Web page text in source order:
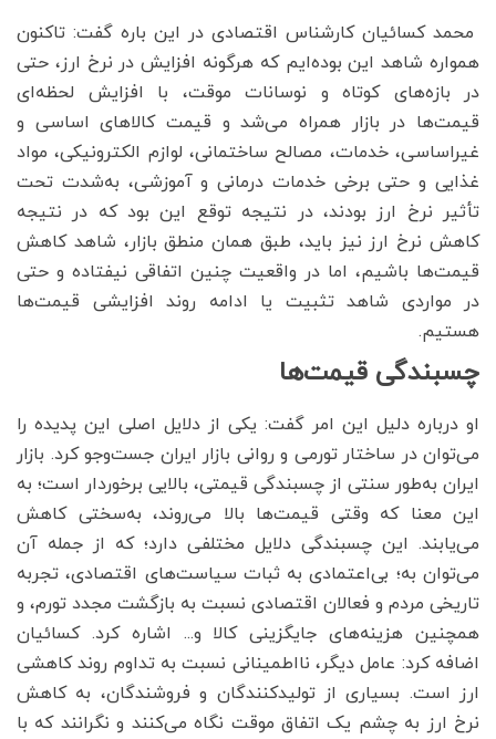
محمد کسائیان کارشناس اقتصادی در این باره گفت: تاکنون
همواره شاهد این بوده‌ایم که هرگونه افزایش در نرخ ارز، حتی
در بازه‌های کوتاه و نوسانات موقت، با افزایش لحظه‌ای
قیمت‌ها در بازار همراه می‌شد و قیمت کالاهای اساسی و
غیراساسی، خدمات، مصالح ساختمانی، لوازم الکترونیکی، مواد
غذایی و حتی برخی خدمات درمانی و آموزشی، به‌شدت تحت
تأثیر نرخ ارز بودند، در نتیجه توقع این بود که در نتیجه
کاهش نرخ ارز نیز باید، طبق همان منطق بازار، شاهد کاهش
قیمت‌ها باشیم، اما در واقعیت چنین اتفاقی نیفتاده و حتی
در مواردی شاهد تثبیت یا ادامه روند افزایشی قیمت‌ها
هستیم.
چسبندگی قیمت‌ها
او درباره دلیل این امر گفت: یکی از دلایل اصلی این پدیده را
می‌توان در ساختار تورمی و روانی بازار ایران جست‌وجو کرد. بازار
ایران به‌طور سنتی از چسبندگی قیمتی، بالایی برخوردار است؛ به
این معنا که وقتی قیمت‌ها بالا می‌روند، به‌سختی کاهش
می‌یابند. این چسبندگی دلایل مختلفی دارد؛ که از جمله آن
می‌توان به؛ بی‌اعتمادی به ثبات سیاست‌های اقتصادی، تجربه
تاریخی مردم و فعالان اقتصادی نسبت به بازگشت مجدد تورم، و
همچنین هزینه‌های جایگزینی کالا و... اشاره کرد. کسائیان
اضافه کرد: عامل دیگر، نااطمینانی نسبت به تداوم روند کاهشی
ارز است. بسیاری از تولیدکنندگان و فروشندگان، به کاهش
نرخ ارز به چشم یک اتفاق موقت نگاه می‌کنند و نگرانند که با